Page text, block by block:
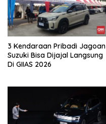
3 Kendaraan Pribadi Jagoan
Suzuki Bisa Dijajal Langsung
Di GIIAS 2026